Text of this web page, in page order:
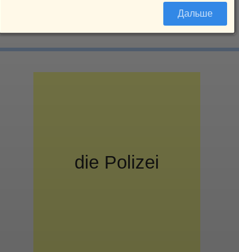
0/23
die Polizei
полиция
Дальше